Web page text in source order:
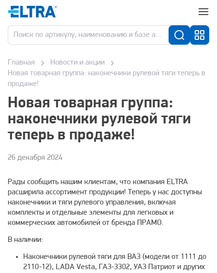
Главная
Новости и акции
Новая товарная группа: наконечники рулевой тяги теперь в
продаже!
Новая товарная группа:
наконечники рулевой тяги
теперь в продаже!
26 декабря 2024
Рады сообщить нашим клиентам, что компания ELTRA
расширила ассортимент продукции! Теперь у нас доступны
наконечники и тяги рулевого управления, включая
комплекты и отдельные элементы для легковых и
коммерческих автомобилей от бренда ПРАМО.
В наличии:
Наконечники рулевой тяги для ВАЗ (модели от 1111 до
2110-12), LADA Vesta, ГАЗ-3302, УАЗ Патриот и других